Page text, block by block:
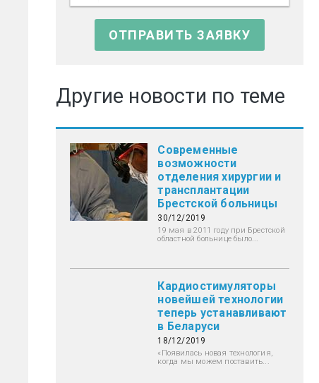
Другие новости по теме
Современные
возможности
отделения хирургии и
трансплантации
Брестской больницы
30/12/2019
19 мая в 2011 году при Брестской
областной больнице было...
Кардиостимуляторы
новейшей технологии
теперь устанавливают
в Беларуси
18/12/2019
«Появилась новая технология,
когда мы можем поставить...